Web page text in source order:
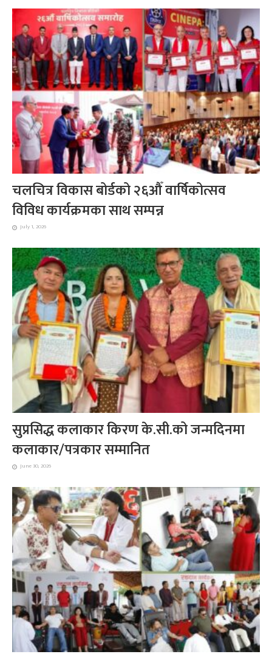
चलचित्र विकास बोर्डको २६औँ वार्षिकोत्सव
विविध कार्यक्रमका साथ सम्पन्न
July 1, 2026
सुप्रसिद्ध कलाकार किरण के.सी.को जन्मदिनमा
कलाकार/पत्रकार सम्मानित
June 30, 2026